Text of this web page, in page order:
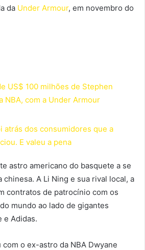
da Under Armour, em novembro do
US$ 100 milhões de Stephen
NBA, com a Under Armour
atrás dos consumidores que a
E valeu a pena
astro americano do basquete a se
chinesa. A Li Ning e sua rival local, a
contratos de patrocínio com os
mundo ao lado de gigantes
e Adidas.
o ex-astro da NBA Dwyane